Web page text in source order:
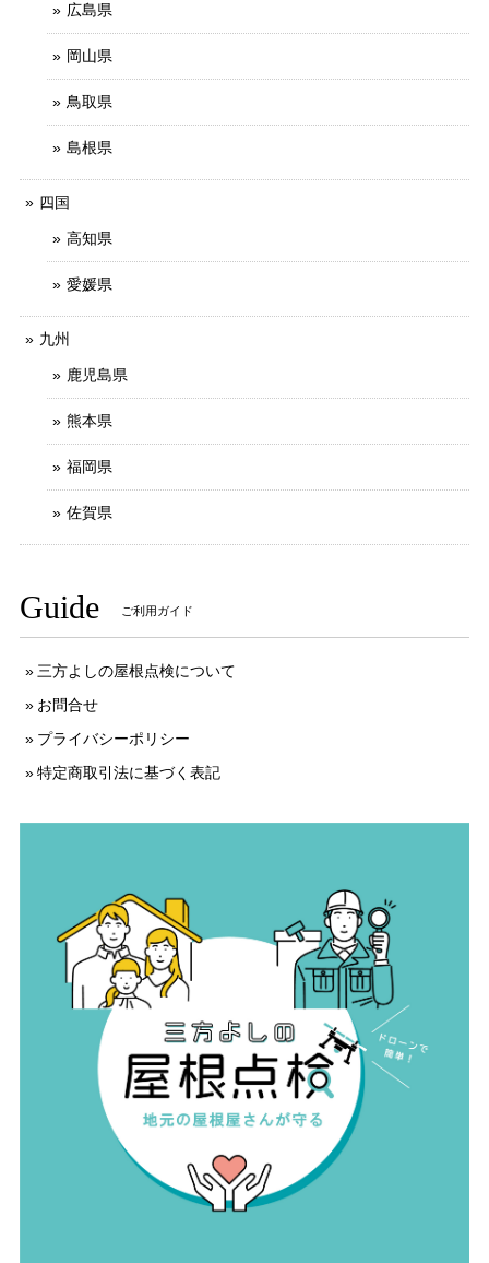
広島県
岡山県
鳥取県
島根県
四国
高知県
愛媛県
九州
鹿児島県
熊本県
福岡県
佐賀県
Guide ご利用ガイド
三方よしの屋根点検について
お問合せ
プライバシーポリシー
特定商取引法に基づく表記